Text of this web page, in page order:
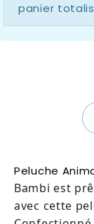
panier
Peluche
Bambi est
avec cette